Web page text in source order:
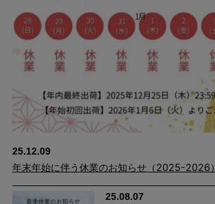
25.12.09
年末年始に伴う休業のお知らせ（2025-2026）
25.08.07